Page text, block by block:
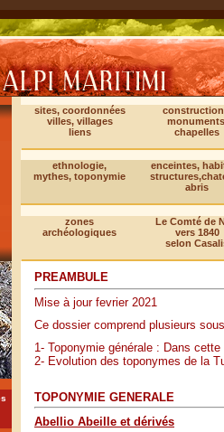
sites, coordonnées
villes, villages
liens
chapelles
ethnologie,
mythes, toponymie
enceintes,
abris
zones
archéologiques
Le Comté de
vers 1840
selon
PREAMBULE
Mise à jour fevrier 2021
Ce dossier comprend plusieurs
1- Toponymie générale : Dans
2- Evolution des toponymes de la
TOPONYMIE GENERALE
Abellio Abeille et dérivés